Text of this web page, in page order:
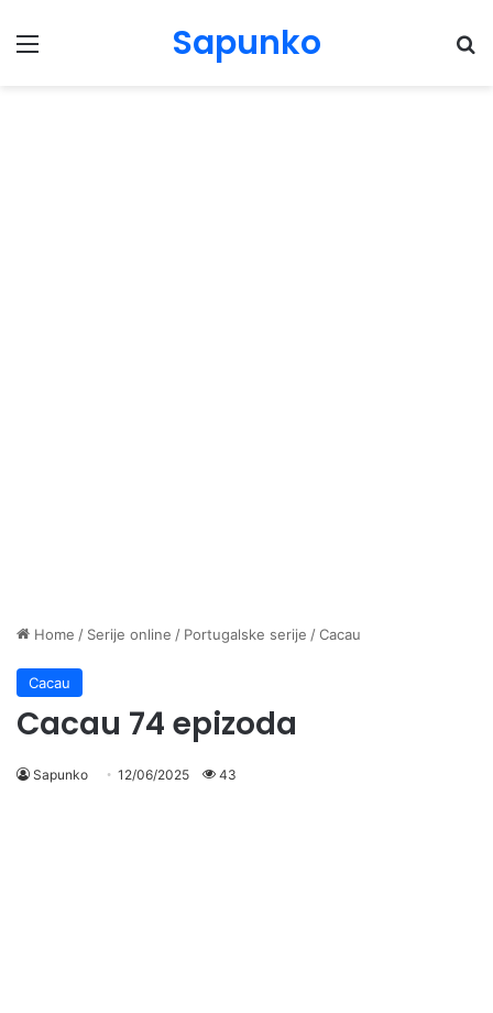
Menu Sapunko
Home / Serije online / Portugalske serije /Cacau
Cacau
Cacau 74 epizoda
Sapunko 12/06/2025 43